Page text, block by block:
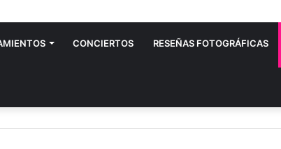
CONCIERTOS RESEÑAS FOTOGRÁFICAS